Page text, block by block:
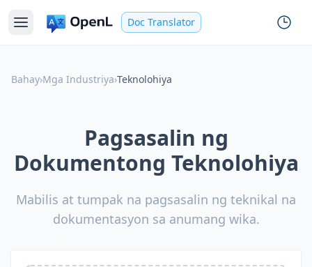
Doc Translator
Bahay›Mga Industriya›Teknolohiya
Pagsasalin ng
Dokumentong Teknolohiya
Mabilis at tumpak na pagsasalin ng teknikal na
dokumentasyon sa anumang wika.